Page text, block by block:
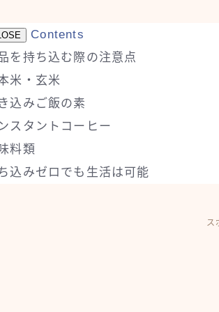
Contents
を持ち込む際の注意点
米・玄米
込みご飯の素
スタントコーヒー
料類
込みゼロでも生活は可能
ス